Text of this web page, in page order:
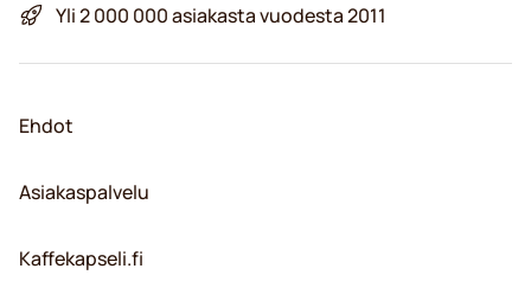
Yli 2 000 000 asiakasta vuodesta 2011
Ehdot
Asiakaspalvelu
Kaffekapseli.fi